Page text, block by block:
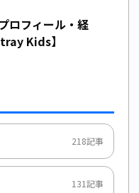
ロフィール・経
Kids】
218記事
131記事